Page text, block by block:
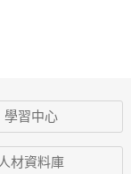
學習中心
人材資料庫